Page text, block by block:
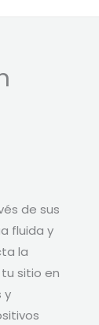
de sus
fluida y
la
sitio en
y